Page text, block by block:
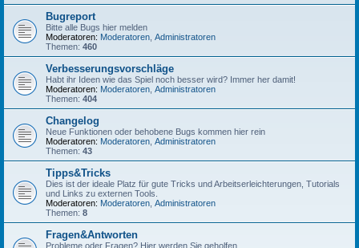
Bugreport
Bitte alle Bugs hier melden
Moderatoren: Moderatoren Administratoren
Themen: 460
Verbesserungsvorschläge
Habt ihr Ideen wie das Spiel noch besser wird? Immer her damit!
Moderatoren: Moderatoren Administratoren
Themen: 404
Changelog
Neue Funktionen oder behobene Bugs kommen hier rein
Moderatoren: Moderatoren Administratoren
Themen: 43
Tipps&Tricks
Dies ist der ideale Platz für gute Tricks und Arbeitserleichterungen, Tutorials
und Links zu externen Tools.
Moderatoren: Moderatoren Administratoren
Themen: 8
Fragen&Antworten
Probleme oder Fragen? Hier werden Sie geholfen